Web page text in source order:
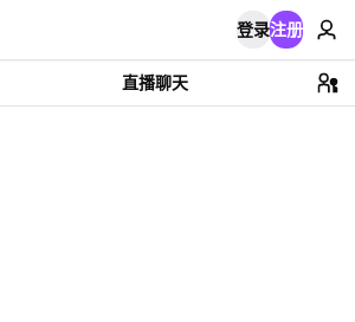
登录注册
直播聊天